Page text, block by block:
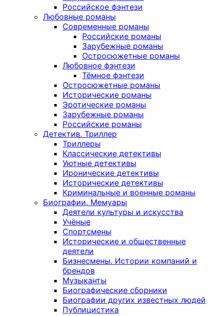
Российское фэнтези
Любовные романы
Современные романы
Российские романы
Зарубежные романы
Остросюжетные романы
Любовное фэнтези
Тёмное фэнтези
Остросюжетные романы
Исторические романы
Эротические романы
Зарубежные романы
Российские романы
Детектив. Триллер
Триллеры
Классические детективы
Уютные детективы
Иронические детективы
Исторические детективы
Криминальные и военные романы
Биографии. Мемуары
Деятели культуры и искусства
Учёные
Спортсмены
Исторические и общественные
деятели
Бизнесмены. Истории компаний и
брендов
Музыканты
Биографические сборники
Биографии других известных людей
Публицистика